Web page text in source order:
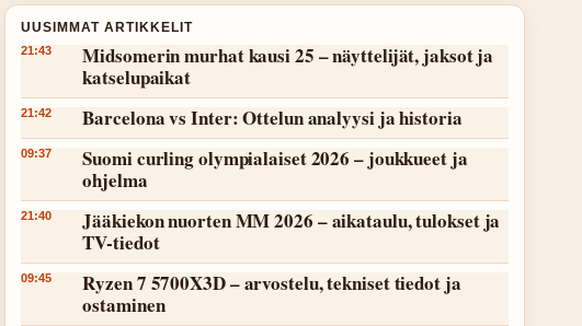
UUSIMMAT ARTIKKELIT
21:43
Midsomerin murhat kausi 25 – näyttelijät, jaksot ja
katselupaikat
21:42 Barcelona vs Inter: Ottelun analyysi ja historia
09:37
Suomi curling olympialaiset 2026 – joukkueet ja
ohjelma
21:40
Jääkiekon nuorten MM 2026 – aikataulu, tulokset ja
TV-tiedot
09:45
Ryzen 7 5700X3D – arvostelu, tekniset tiedot ja
ostaminen